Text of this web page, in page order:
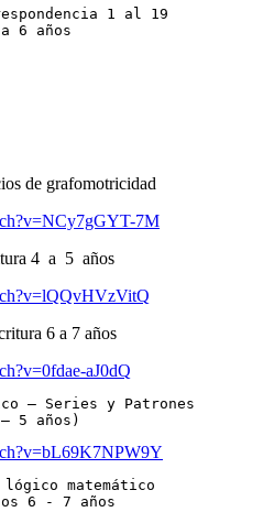
1 al 19
6 años
de grafomotricidad
7M
4 a 5 años
6 a 7 años
aJ0dQ
– Series y Patrones
5 años)
lógico matemático
6 - 7 años